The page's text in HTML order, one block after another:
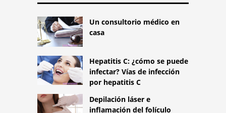
Un consultorio médico en
casa
Hepatitis C: ¿cómo se puede
infectar? Vías de infección
por hepatitis C
Depilación láser e
inflamación del folículo